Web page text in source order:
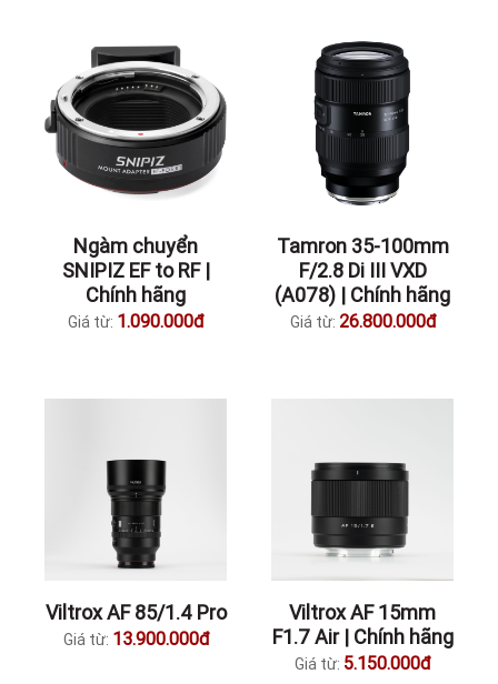
Ngàm chuyển
SNIPIZ EF to RF |
Chính hãng
Giá từ: 1.090.000đ
Tamron 35-100mm
F/2.8 Di III VXD
(A078) | Chính hãng
Giá từ: 26.800.000đ
Viltrox AF 85/1.4 Pro
Giá từ: 13.900.000đ
Viltrox AF 15mm
F1.7 Air | Chính hãng
Giá từ: 5.150.000đ